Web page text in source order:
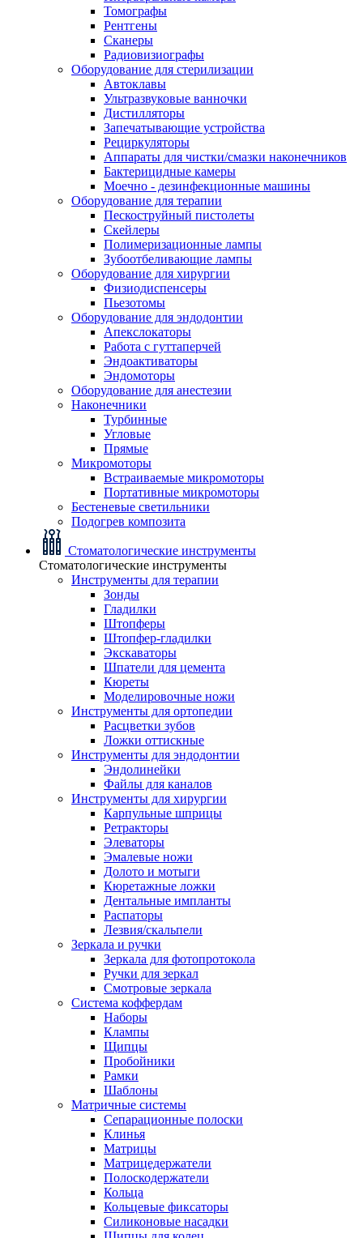
Томографы
Рентгены
Сканеры
Радиовизиографы
Оборудование для стерилизации
Автоклавы
Ультразвуковые ванночки
Дистилляторы
Запечатывающие устройства
Рециркуляторы
Аппараты для чистки/смазки наконечников
Бактерицидные камеры
Моечно - дезинфекционные машины
Оборудование для терапии
Пескоструйный пистолеты
Скейлеры
Полимеризационные лампы
Зубоотбеливающие лампы
Оборудование для хирургии
Физиодиспенсеры
Пьезотомы
Оборудование для эндодонтии
Апекслокаторы
Работа с гуттаперчей
Эндоактиваторы
Эндомоторы
Оборудование для анестезии
Наконечники
Турбинные
Угловые
Прямые
Микромоторы
Встраиваемые микромоторы
Портативные микромоторы
Бестеневые светильники
Подогрев композита
Стоматологические инструменты
Стоматологические инструменты
Инструменты для терапии
Зонды
Гладилки
Штопферы
Штопфер-гладилки
Экскаваторы
Шпатели для цемента
Кюреты
Моделировочные ножи
Инструменты для ортопедии
Расцветки зубов
Ложки оттискные
Инструменты для эндодонтии
Эндолинейки
Файлы для каналов
Инструменты для хирургии
Карпульные шприцы
Ретракторы
Элеваторы
Эмалевые ножи
Долото и мотыги
Кюретажные ложки
Дентальные импланты
Распаторы
Лезвия/скальпели
Зеркала и ручки
Зеркала для фотопротокола
Ручки для зеркал
Смотровые зеркала
Система коффердам
Наборы
Клампы
Щипцы
Пробойники
Рамки
Шаблоны
Матричные системы
Сепарационные полоски
Клинья
Матрицы
Матрицедержатели
Полоскодержатели
Кольца
Кольцевые фиксаторы
Силиконовые насадки